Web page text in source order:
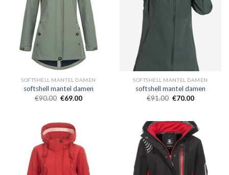
SOFTSHELL MANTEL DAMEN
softshell mantel damen
€90.00 €69.00
SOFTSHELL MANTEL DAMEN
softshell mantel damen
€91.00 €70.00